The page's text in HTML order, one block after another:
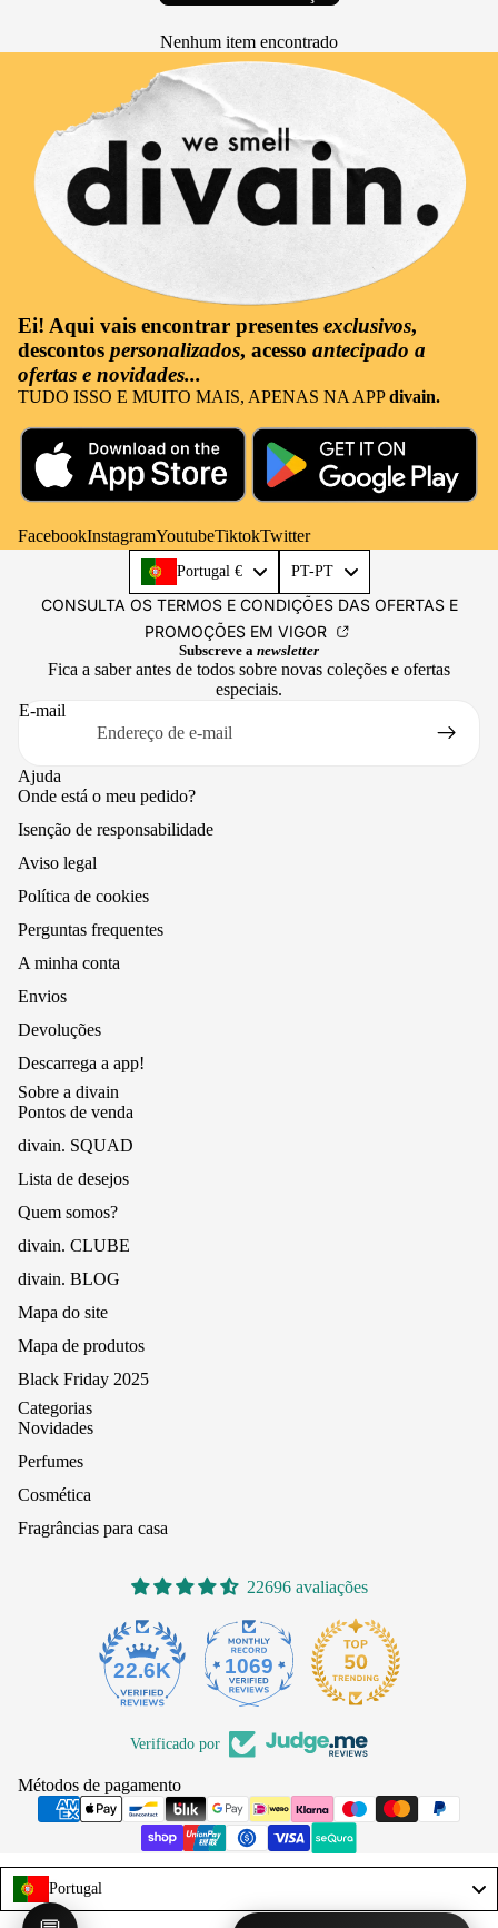
Nenhum item encontrado
Ei! Aqui vais encontrar presentes exclusivos,
descontos personalizados, acesso antecipado a
ofertas e novidades...
TUDO ISSO E MUITO MAIS, APENAS NA APPdivain.
FacebookInstagramYoutubeTiktokTwitter
Portugal € PT-PT
CONSULTA OS TERMOS E CONDIÇÕES DAS OFERTAS E
PROMOÇÕES EM VIGOR
Subscreve a newsletter
Fica a saber antes de todos sobre novas coleções e ofertas
especiais.
E-mail
Ajuda
Onde está o meu pedido?
Isenção de responsabilidade
Aviso legal
Política de cookies
Perguntas frequentes
A minha conta
Envios
Devoluções
Descarrega a app!
Sobre a divain
Pontos de venda
divain. SQUAD
Lista de desejos
Quem somos?
divain. CLUBE
divain. BLOG
Mapa do site
Mapa de produtos
Black Friday 2025
Categorias
Novidades
Perfumes
Cosmética
Fragrâncias para casa
22696 avaliações
22.6K 1069
Verificado por
Métodos de pagamento
Portugal